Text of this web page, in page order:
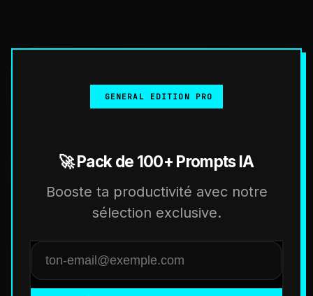
GENERAL EDITION PRO
🚀 Pack de 100+ Prompts IA
Booste ta productivité avec notre
sélection exclusive.